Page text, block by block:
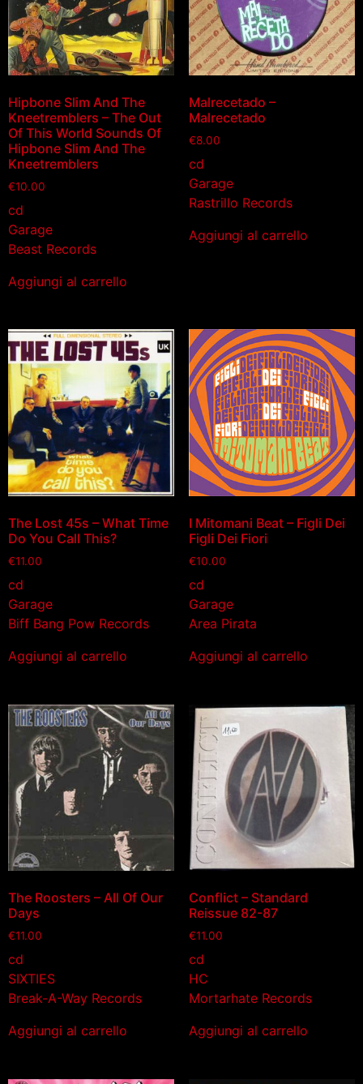
Hipbone Slim And The
Kneetremblers – The Out
Of This World Sounds Of
Hipbone Slim And The
Kneetremblers
€10.00
cd
Garage
Beast Records
Aggiungi al carrello
Malrecetado –
Malrecetado
€8.00
cd
Garage
Rastrillo Records
Aggiungi al carrello
The Lost 45s – What Time
Do You Call This?
€11.00
cd
Garage
Biff Bang Pow Records
Aggiungi al carrello
I Mitomani Beat – Figli Dei
Figli Dei Fiori
€10.00
cd
Garage
Area Pirata
Aggiungi al carrello
The Roosters – All Of Our
Days
€11.00
cd
SIXTIES
Break-A-Way Records
Aggiungi al carrello
Conflict – Standard
Reissue 82-87
€11.00
cd
HC
Mortarhate Records
Aggiungi al carrello